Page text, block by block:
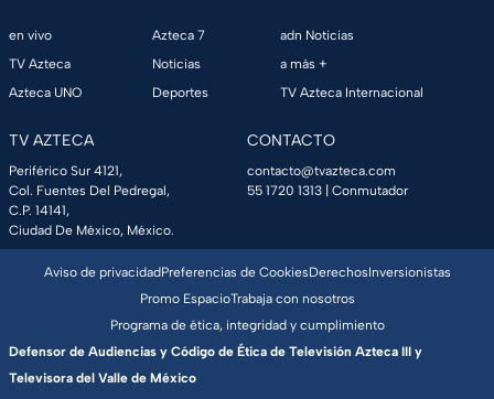
en vivo
TV Azteca
Azteca UNO
Azteca 7
Noticias
Deportes
adn Noticias
a más +
TV Azteca Internacional
TV AZTECA
Periférico Sur 4121,
Col. Fuentes Del Pedregal,
C.P. 14141,
Ciudad De México, México.
CONTACTO
contacto@tvazteca.com
55 1720 1313 | Conmutador
Aviso de privacidadPreferencias de CookiesDerechosInversionistas
Promo EspacioTrabaja con nosotros
Programa de ética, integridad y cumplimiento
Defensor de Audiencias y Código de Ética de Televisión Azteca III y
Televisora del Valle de México